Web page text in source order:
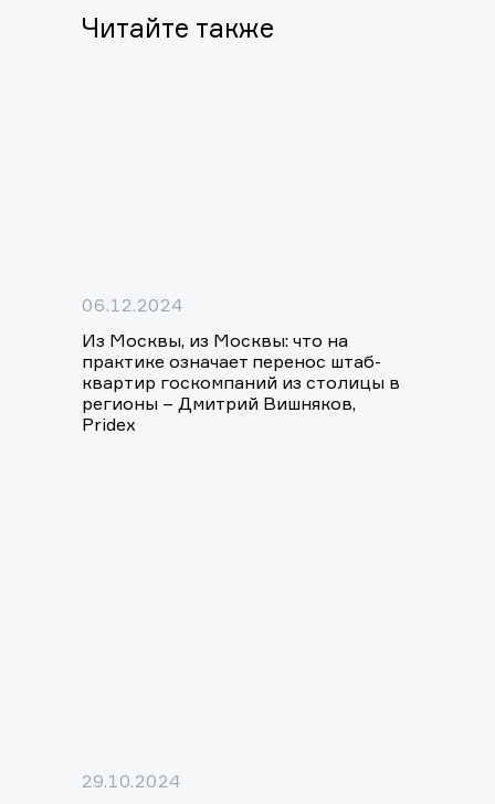
Читайте также
06.12.2024
Из Москвы, из Москвы: что на
практике означает перенос штаб-
квартир госкомпаний из столицы в
регионы – Дмитрий Вишняков,
Pridex
29.10.2024